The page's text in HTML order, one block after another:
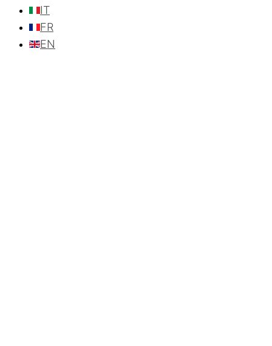
IT
FR
EN